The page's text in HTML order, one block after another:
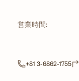
営業時間:
+81 3-6862-1755